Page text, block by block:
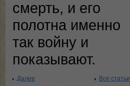
смерть, и его
полотна именно
так войну и
показывают.
Далее Все статьи